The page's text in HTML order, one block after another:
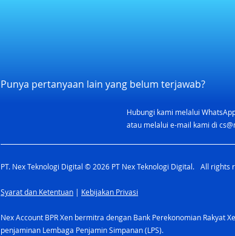
Pentingnya Kartu Kredit
untuk Digital Marketing
Punya pertanyaan lain yang belum terjawab?
Hubungi kami melalui
atau melalui e-mail kami di
PT. Nex Teknologi Digital © 2026 PT Nex Teknologi Digital. All rights
Syarat dan Ketentuan | Kebijakan Privasi
Nex Account BPR Xen bermitra dengan Bank Perekonomian Rakyat
penjaminan Lembaga Penjamin Simpanan (LPS).